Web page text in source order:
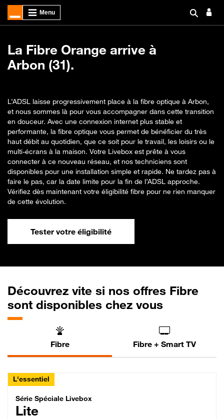
La Fibre Orange arrive à
Arbon (31).
L’ADSL laisse progressivement place à la fibre optique à Arbon,
et nous sommes là pour vous accompagner dans cette transition
en douceur. Avec une connexion internet plus stable et
performante, la fibre optique vous permet de bénéficier du très
haut débit au quotidien, que ce soit pour le travail, les loisirs ou le
multi-écrans à la maison. Votre Livebox est prête à vous
connecter à ce nouveau réseau, et nos techniciens sont
disponibles pour une installation simple et rapide. Ne tardez pas à
faire le pas, car la date limite pour la fin de l’ADSL approche.
Vérifiez dès maintenant votre éligibilité fibre pour ne rien manquer
de cette évolution.
Tester votre éligibilité
Découvrez vite si nos offres Fibre
sont disponibles chez vous
Fibre Fibre + Smart TV
L'essentiel
Série Spéciale Livebox Lite Fibre
Série Spéciale Livebox
Lite